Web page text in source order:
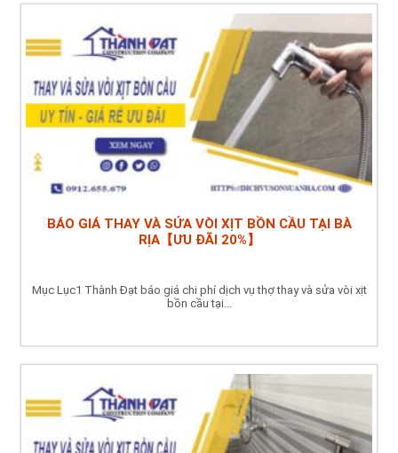
BÁO GIÁ THAY VÀ SỬA VÒI XỊT BỒN CẦU TẠI BÀ
RỊA【ƯU ĐÃI 20%】
Mục Lục1 Thành Đạt báo giá chi phí dịch vụ thợ thay và sửa vòi xịt
bồn cầu tại...